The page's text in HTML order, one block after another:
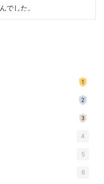
でした。
4
5
6